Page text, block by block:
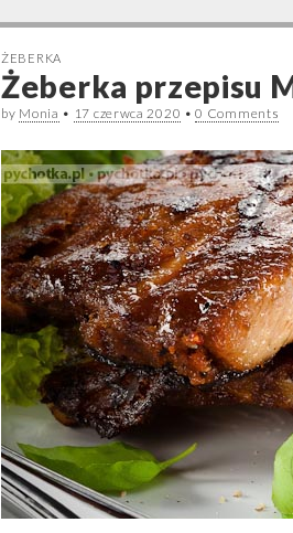
ŻEBERKA
Żeberka przepisu
by Monia • 17 czerwca 2020 •0 Comments